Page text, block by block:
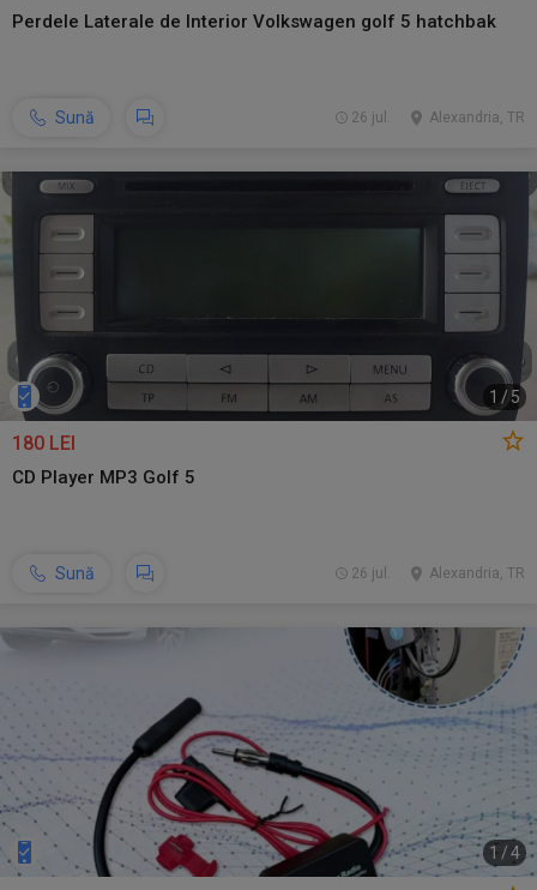
Perdele Laterale de Interior Volkswagen golf 5 hatchbak
Sună Alexandria, TR
26 jul.
1 / 5
180 LEI
CD Player MP3 Golf 5
Sună Alexandria, TR
26 jul.
1 /4